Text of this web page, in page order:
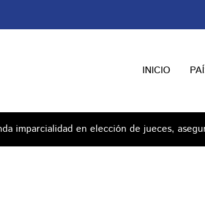
INICIO
imparcialidad en elección de jueces,